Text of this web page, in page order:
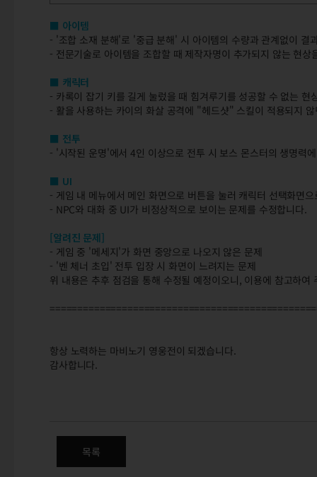
■ 아이템
- '조합 소재 분해'로 '중급 분해' 시 아이템의 수량과 관계없이 결
- 전문기술로 아이템을 조합할 때 제작자명이 추가되지 않는 현상
■ 캐릭터
- 카록이 잡기 키를 길게 눌렀을 때 힘겨루기를 성공할 수 없는 현
- 활을 사용하는 카이의 화살 공격에 "헤드샷" 스킬이 적용되지
■ 전투
- '시작된 운명'에서 4인 이상으로 전투 시 보스 몬스터의 생명력
■ UI
- 게임 내 메뉴에서 메인 화면으로 버튼을 눌러 캐릭터 선택화면
- NPC와 대화 중 UI가 비정상적으로 보이는 문제를 수정합니다.
[알려진 문제]
- 게임 중 '메세지'가 화면 중앙으로 나오지 않은 문제
- '벤 체너 초입' 전투 입장 시 화면이 느려지는 문제
위 내용은 추후 점검을 통해 수정될 예정이오니, 이용에 참고하여
항상 노력하는 마비노기 영웅전이 되겠습니다.
감사합니다.
목록